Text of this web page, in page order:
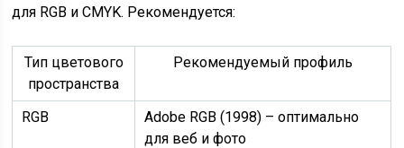
для RGB и CMYK. Рекомендуется:
Тип цветового
пространства
Рекомендуемый профиль
RGB
Adobe RGB (1998) – оптимально
для веб и фото